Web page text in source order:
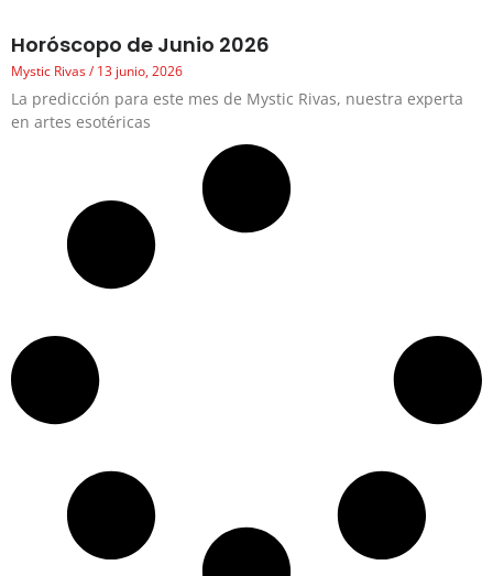
Horóscopo de Junio 2026
Mystic Rivas 13 junio, 2026
La predicción para este mes de Mystic Rivas, nuestra experta
en artes esotéricas